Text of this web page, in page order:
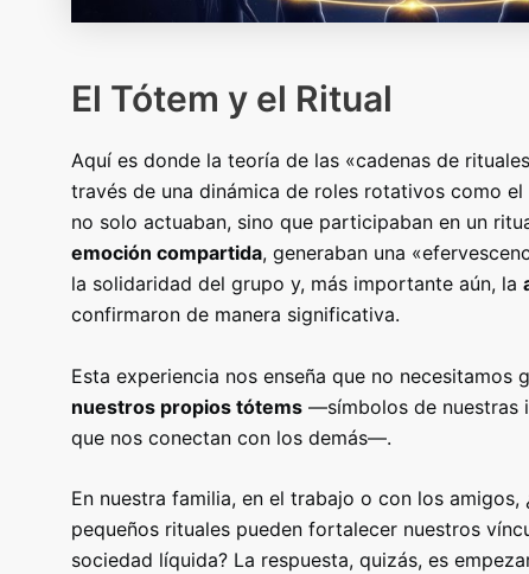
El Tótem y el Ritual
Aquí es donde la teoría de las «cadenas de
través de una dinámica de roles rotativos como
no solo actuaban, sino que participaban en un
emoción compartida, generaban una
la solidaridad del grupo y, más importante aún, la
confirmaron de manera significativa.
Esta experiencia nos enseña que no
nuestros propios tótems —símbolos de nuestras
que nos conectan con los demás—.
En nuestra familia, en el trabajo o con los
pequeños rituales pueden fortalecer nuestros
sociedad líquida? La respuesta, quizás, es